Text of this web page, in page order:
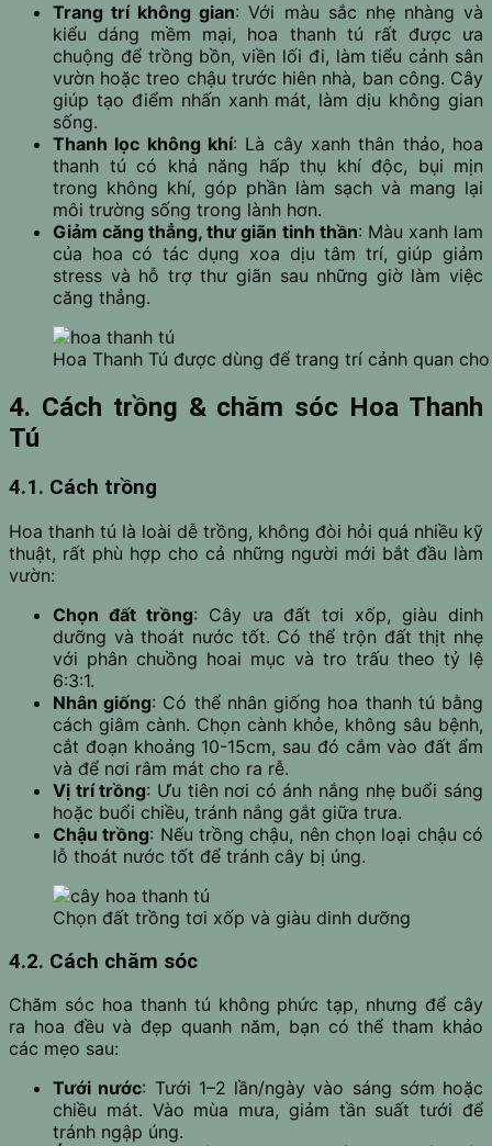
Trang trí không gian: Với màu sắc nhẹ nhàng và
kiểu dáng mềm mại, hoa thanh tú rất được ưa
chuộng để trồng bồn, viền lối đi, làm tiểu cảnh sân
vườn hoặc treo chậu trước hiên nhà, ban công. Cây
giúp tạo điểm nhấn xanh mát, làm dịu không gian
sống.
Thanh lọc không khí: Là cây xanh thân thảo, hoa
thanh tú có khả năng hấp thụ khí độc, bụi mịn
trong không khí, góp phần làm sạch và mang lại
môi trường sống trong lành hơn.
Giảm căng thẳng, thư giãn tinh thần: Màu xanh lam
của hoa có tác dụng xoa dịu tâm trí, giúp giảm
stress và hỗ trợ thư giãn sau những giờ làm việc
căng thẳng.
Hoa Thanh Tú được dùng để trang trí cảnh quan
4. Cách trồng & chăm sóc Hoa Thanh
Tú
4.1. Cách trồng
Hoa thanh tú là loài dễ trồng, không đòi hỏi quá nhiều kỹ
thuật, rất phù hợp cho cả những người mới bắt đầu làm
vườn:
Chọn đất trồng: Cây ưa đất tơi xốp, giàu dinh
dưỡng và thoát nước tốt. Có thể trộn đất thịt nhẹ
với phân chuồng hoai mục và tro trấu theo tỷ lệ
6:3:1.
Nhân giống: Có thể nhân giống hoa thanh tú bằng
cách giâm cành. Chọn cành khỏe, không sâu bệnh,
cắt đoạn khoảng 10-15cm, sau đó cắm vào đất ẩm
và để nơi râm mát cho ra rễ.
Vị trí trồng: Ưu tiên nơi có ánh nắng nhẹ buổi sáng
hoặc buổi chiều, tránh nắng gắt giữa trưa.
Chậu trồng: Nếu trồng chậu, nên chọn loại chậu có
lỗ thoát nước tốt để tránh cây bị úng.
Chọn đất trồng tơi xốp và giàu dinh dưỡng
4.2. Cách chăm sóc
Chăm sóc hoa thanh tú không phức tạp, nhưng để cây
ra hoa đều và đẹp quanh năm, bạn có thể tham khảo
các mẹo sau:
Tưới nước: Tưới 1–2 lần/ngày vào sáng sớm hoặc
chiều mát. Vào mùa mưa, giảm tần suất tưới để
tránh ngập úng.